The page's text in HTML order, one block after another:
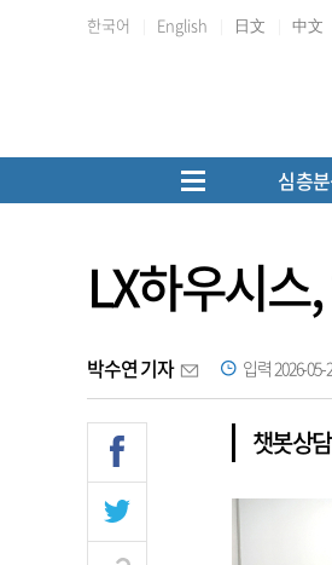
한국어 English 日文 中文
심층
LX하우시스
박수연 기자 입력 2026-05-
챗봇상